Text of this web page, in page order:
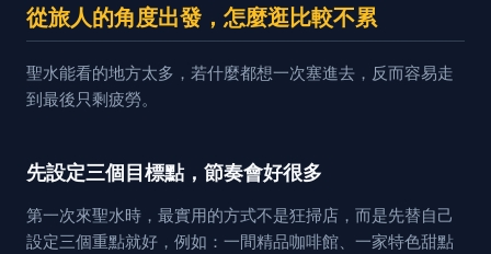
從旅人的角度出發，怎麼逛比較不累
聖水能看的地方太多，若什麼都想一次塞進去，反而容易走
到最後只剩疲勞。
先設定三個目標點，節奏會好很多
第一次來聖水時，最實用的方式不是狂掃店，而是先替自己
設定三個重點就好，例如：一間精品咖啡館、一家特色甜點